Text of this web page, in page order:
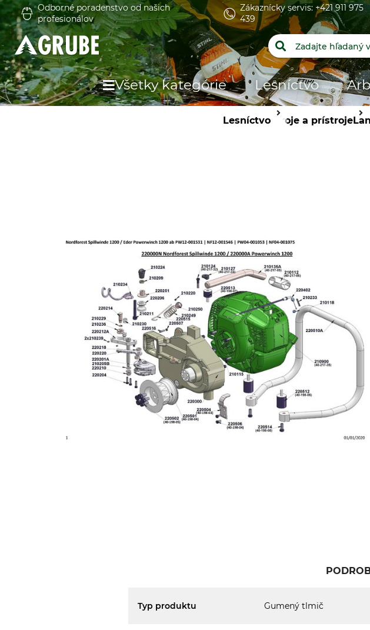
Odborné poradenstvo od našich
profesionálov
Zákaznícky servis: +421 911 975
439
Všetky kategórie Lesníctvo
LesníctvoStroje a prístroje
Typ produktu Gumený tlmič